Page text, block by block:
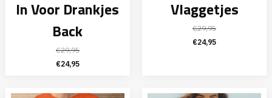
In Voor Drankjes
Back
€29,95
Oorspronkelijke
was:
€24,95Huidige
is:
Vlaggetjes
€29,95
Oorspronkelijke
€24,95Huidige